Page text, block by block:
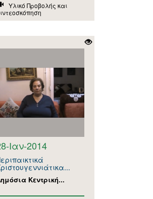
Υλικό Προβολής και
Ιαν-2014
Κεντρική...